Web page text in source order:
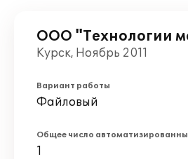
ООО "Технологии
Курск, Ноябрь 2011
Вариант работы
Файловый
Общее число
1